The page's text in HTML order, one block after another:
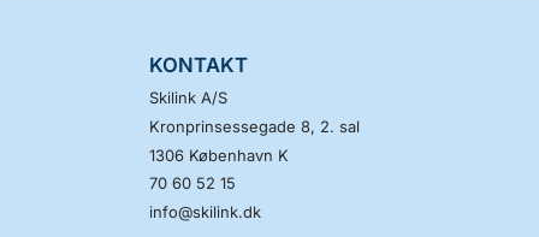
KONTAKT
Skilink A/S
Kronprinsessegade 8, 2. sal
1306 København K
70 60 52 15
info@skilink.dk